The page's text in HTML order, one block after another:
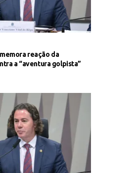
reação da
a “aventura golpista”